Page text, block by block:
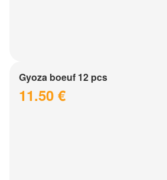
Gyoza boeuf 12 pcs
11.50 €